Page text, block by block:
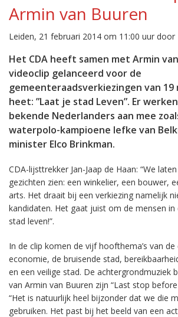
Armin van Buuren
Leiden, 21 februari 2014 om 11:00 uur door
Het CDA heeft samen met Armin
videoclip gelanceerd voor de
gemeenteraadsverkiezingen van 19
heet: ”Laat je stad Leven”. Er
bekende Nederlanders aan mee
waterpolo-kampioene Iefke van
minister Elco Brinkman.
CDA-lijsttrekker Jan-Jaap de Haan: “We
gezichten zien: een winkelier, een bouwer,
arts. Het draait bij een verkiezing namelijk
kandidaten. Het gaat juist om de mensen in
stad leven!”.
In de clip komen de vijf hoofthema’s van de
economie, de bruisende stad,
en een veilige stad. De achtergrondmuziek
van Armin van Buuren zijn “Last stop before
“Het is natuurlijk heel bijzonder dat we die
gebruiken. Het past bij het beeld van een